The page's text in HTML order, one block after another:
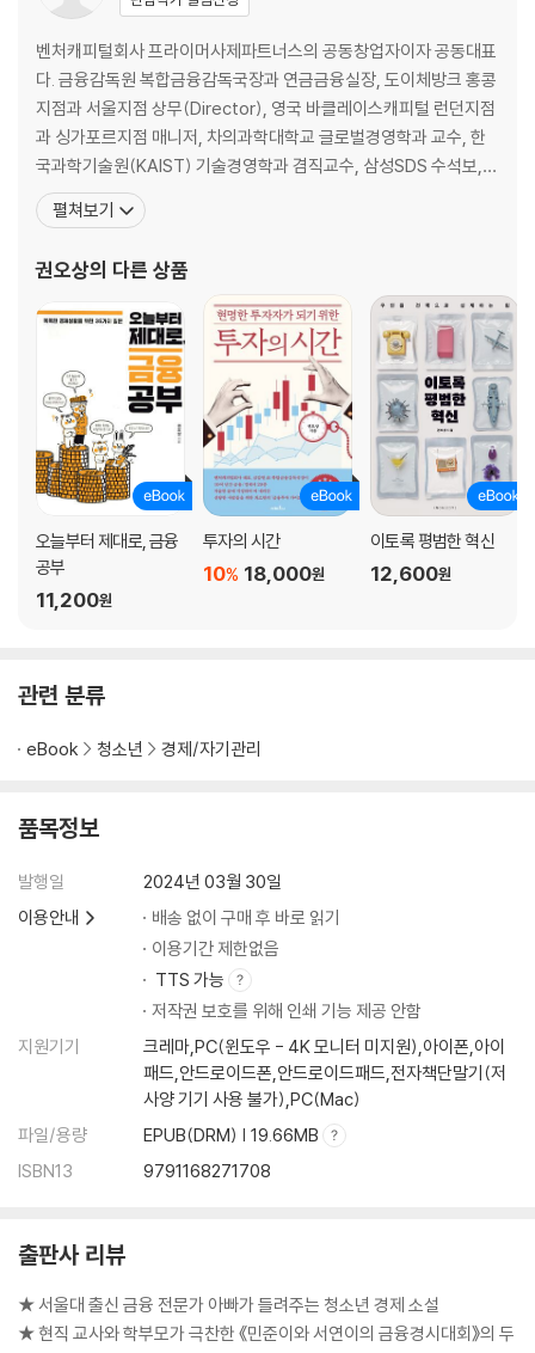
벤처캐피털회사 프라이머사제파트너스의 공동창업자이자 공동대표
다. 금융감독원 복합금융감독국장과 연금금융실장, 도이체방크 홍콩
지점과 서울지점 상무(Director), 영국 바클레이스캐피털 런던지점
과 싱가포르지점 매니저, 차의과학대학교 글로벌경영학과 교수, 한
국과학기술원(KAIST) 기술경영학과 겸직교수, 삼성SDS 수석보,
기아자동차 주임연구원을 지냈고, 고려대학교와 중앙대학교에서 재
무를 가르쳤다. 서울대학교 기계설계학과에서 학사, 한국과학기술원
f California, Berkeley) 기계공학과에서 박사학위를
펼쳐보기
권오상의 다른 상품
오늘부터 제대로, 금융
공부
11,200원
투자의 시간
18,000원
10%
이토록 평범한 혁신
12,600원
관련 분류
eBook 청소년 경제/자기관리
품목정보
발행일
2024년 03월 30일
이용안내
배송 없이 구매 후 바로 읽기
이용기간 제한없음
TTS 가능
저작권 보호를 위해 인쇄 기능 제공 안함
지원기기
크레마,PC(윈도우 - 4K 모니터 미지원),아이폰,아이
패드,안드로이드폰,안드로이드패드,전자책단말기(저
사양 기기 사용 불가),PC(Mac)
파일/용량
EPUB(DRM) | 19.66MB
ISBN13
9791168271708
출판사 리뷰
★ 서울대 출신 금융 전문가 아빠가 들려주는 청소년 경제 소설
★ 현직 교사와 학부모가 극찬한 《민준이와 서연이의 금융경시대회》의 두